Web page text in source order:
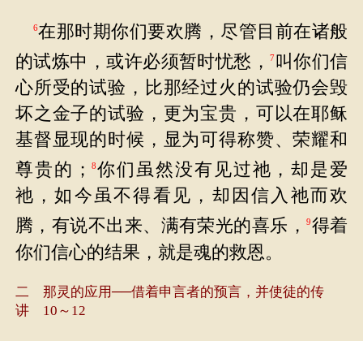
6在那时期你们要欢腾，尽管目前在诸般
的试炼中，或许必须暂时忧愁，7叫你们信
心所受的试验，比那经过火的试验仍会毁
坏之金子的试验，更为宝贵，可以在耶稣
基督显现的时候，显为可得称赞、荣耀和
尊贵的；
8你们虽然没有见过祂，却是爱
祂，如今虽不得看见，却因信入祂而欢
腾，有说不出来、满有荣光的喜乐，9得着
你们信心的结果，就是魂的救恩。
二 那灵的应用──借着申言者的预言，并使徒的传
讲 10～12